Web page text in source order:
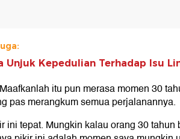
Unjuk Kepedulian Terhadap Isu
itu pun merasa momen 30
pas merangkum semua perjalanannya.
ini tepat. Mungkin kalau orang 30 tahun